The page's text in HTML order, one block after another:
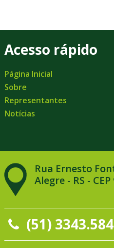
Acesso rápido
Página Inicial
Sobre
Representantes
Notícias
Rua Ernesto
Alegre - RS - CEP
(51)